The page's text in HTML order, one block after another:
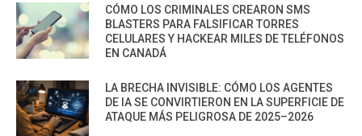
CÓMO LOS CRIMINALES CREARON SMS
BLASTERS PARA FALSIFICAR TORRES
CELULARES Y HACKEAR MILES DE TELÉFONOS
EN CANADÁ
LA BRECHA INVISIBLE: CÓMO LOS AGENTES
DE IA SE CONVIRTIERON EN LA SUPERFICIE DE
ATAQUE MÁS PELIGROSA DE 2025–2026